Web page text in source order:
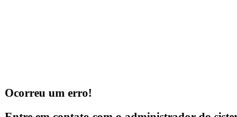
Ocorreu um erro!